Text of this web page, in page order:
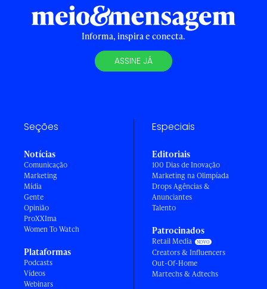
Informa, inspira e conecta.
ASSINE JÁ
Seções
Notícias
Comunicação
Marketing
Mídia
Gente
Opinião
ProXXIma
Women To Watch
Plataformas
Podcasts
Vídeos
Webinars
Especiais
Editoriais
100 Dias de Inovação
Marketing na Olimpíada
Drops Agências &
Anunciantes
Talento
Patrocinados
Retail Media
Creators & Influencers
Out-Of-Home
Martechs & Adtechs